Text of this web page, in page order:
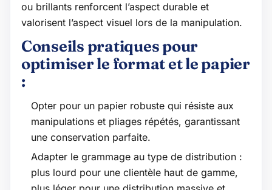
ou brillants renforcent l’aspect durable et
valorisent l’aspect visuel lors de la manipulation.
Conseils pratiques pour
optimiser le format et le papier
:
Opter pour un papier robuste qui résiste aux
manipulations et pliages répétés, garantissant
une conservation parfaite.
Adapter le grammage au type de distribution :
plus lourd pour une clientèle haut de gamme,